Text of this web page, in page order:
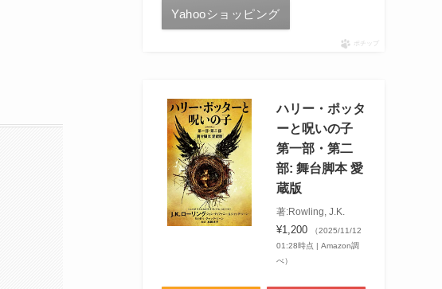
Yahooショッピング
ポチップ
ハリー・ポッタ
ーと呪いの子
第一部・第二
部: 舞台脚本 愛
蔵版
著:Rowling, J.K.
¥1,200
（2025/11/12
01:28時点 | Amazon調
べ）